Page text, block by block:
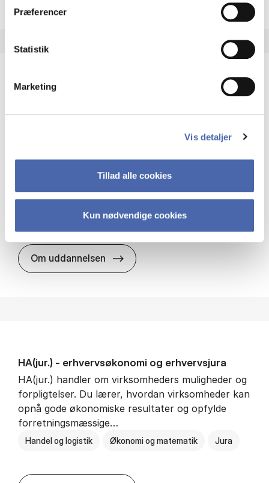
Præferencer
Statistik
Marketing
Vis detaljer
Tillad alle cookies
Kun nødvendige cookies
HA(it.) - erhvervs­økonomi og informations­
virksomheders muligheder og udfordringer inden
Organisation og ledelse
Om uddannelsen HA(it.) - erhvervs­økonomi og
HA(jur.) - erhvervs­økonomi og erhvervs­jura
HA(jur.) handler om virksomheders muligheder og
forpligtelser. Du lærer, hvordan virksomheder kan
opnå gode økonomiske resultater og opfylde
forretningsmæssige…
Handel og logistik Økonomi og matematik Jura